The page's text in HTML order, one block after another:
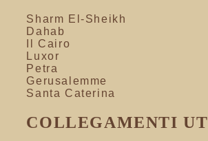
Sharm El-Sheikh
Dahab
Il Cairo
Luxor
Petra
Gerusalemme
Santa Caterina
COLLEGAMENTI